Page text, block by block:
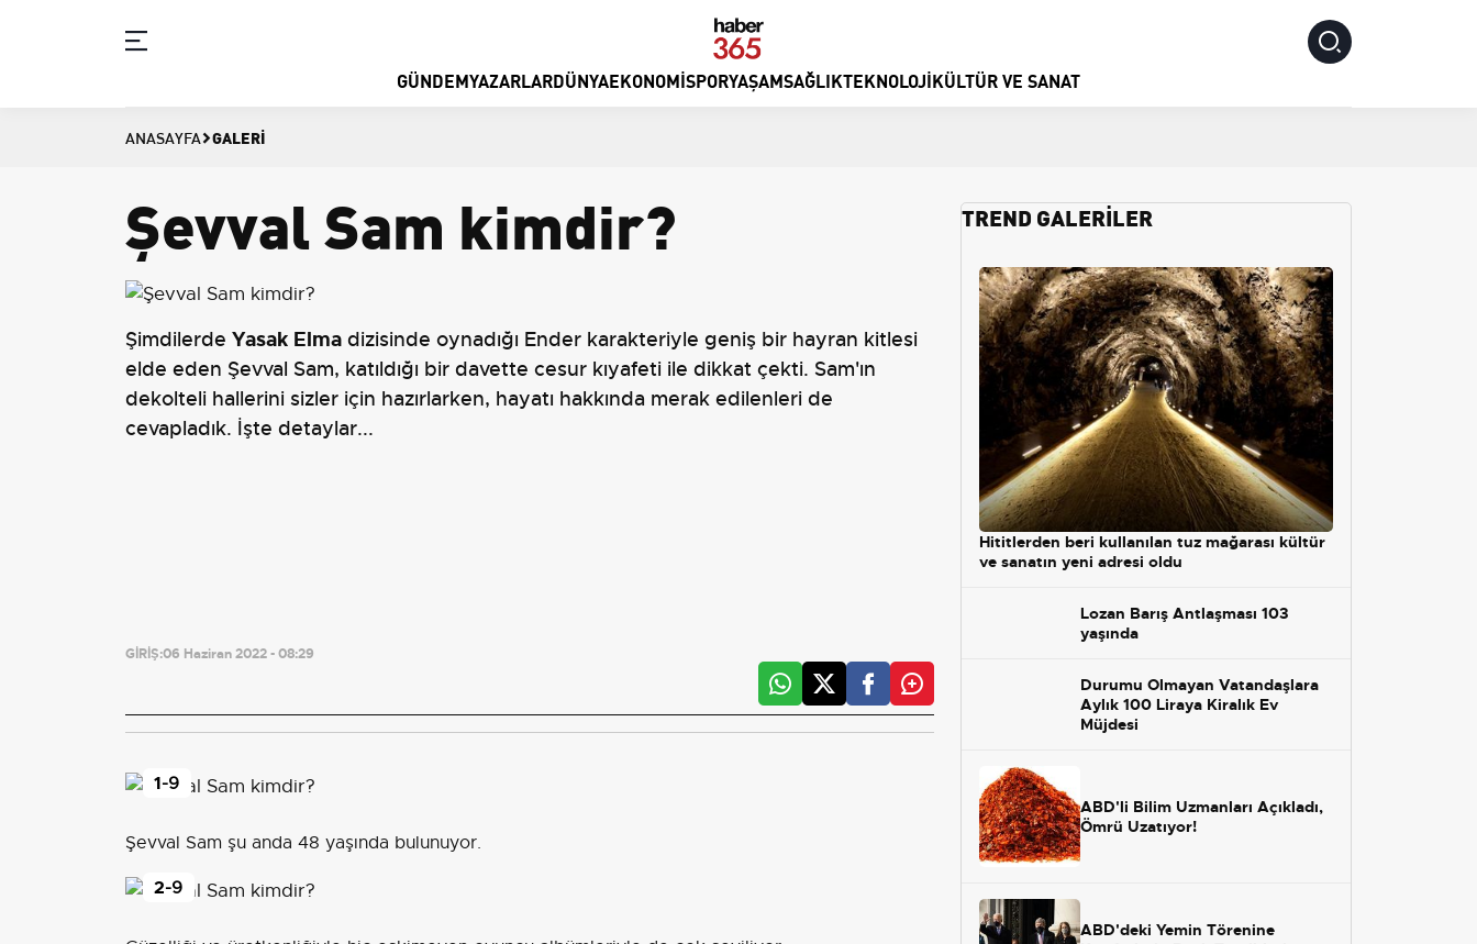
GÜNDEMYAZARLARDÜNYAEKONOMISPORYAŞAMSAĞLIKTEKNOLOJIKÜLTÜR VE SANAT
ANASAYFA GALERI
Şevval Sam kimdir?
Şimdilerde Yasak Elma dizisinde oynadığı Ender karakteriyle geniş bir hayran kitlesi
elde eden Şevval Sam, katıldığı bir davette cesur kıyafeti ile dikkat çekti. Sam'ın
dekolteli hallerini sizler için hazırlarken, hayatı hakkında merak edilenleri de
cevapladık. İşte detaylar...
GİRİŞ:06 Haziran 2022 - 08:29
Şevval Sam şu anda 48 yaşında bulunuyor.
1-9
2-9
TREND GALERİLER
Hititlerden beri kullanılan tuz mağarası kültür
ve sanatın yeni adresi oldu
Lozan Barış Antlaşması 103
yaşında
Durumu Olmayan Vatandaşlara
Aylık 100 Liraya Kiralık Ev
Müjdesi
ABD'li Bilim Uzmanları Açıkladı,
Ömrü Uzatıyor!
ABD'deki Yemin Törenine